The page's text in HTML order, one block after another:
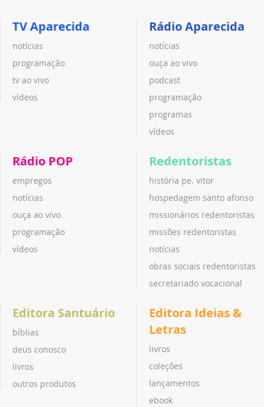
TV Aparecida
notícias
programação
tv ao vivo
vídeos
Rádio Aparecida
notícias
ouça ao vivo
podcast
programação
programas
vídeos
Rádio POP
empregos
notícias
ouça ao vivo
programação
vídeos
Redentoristas
história pe. vitor
hospedagem santo afonso
missionários redentoristas
missões redentoristas
notícias
obras sociais redentoristas
secretariado vocacional
Editora Santuário
bíblias
deus conosco
livros
outros produtos
Editora Ideias &
Letras
livros
coleções
lançamentos
ebook